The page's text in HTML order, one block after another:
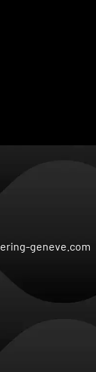
geneve.com